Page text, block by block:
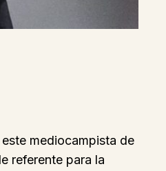
mediocampista de
referente para la